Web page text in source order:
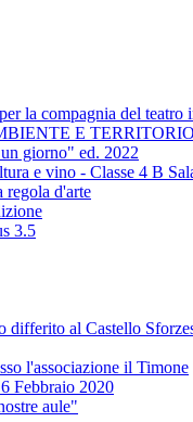
la compagnia del teatro
E TERRITORIO:
giorno" ed. 2022
e vino - Classe 4 B
regola d'arte
3.5
differito al Castello
l'associazione il Timone
Febbraio 2020
aule"